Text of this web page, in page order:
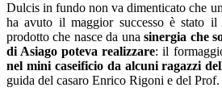
Dulcis in fundo non va dimenticato che
ha avuto il maggior successo è stato
prodotto che nasce da unasinergia che
di Asiago poteva realizzare: il
nel mini caseificio da alcuni ragazzi
guida del casaro Enrico Rigoni e del